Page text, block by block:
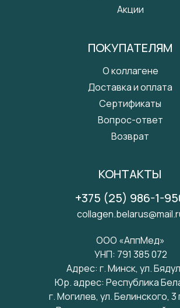
Акции
ПОКУПАТЕЛЯМ
О коллагене
Доставка и оплата
Сертификаты
Вопрос-ответ
Возврат
КОНТАКТЫ
+375 (25) 986-1-
ООО «АппМед»
УНП: 791 385 072
Адрес: г. Минск, ул.
Юр. адрес: Республика
г. Могилев, ул. Белинского, 3